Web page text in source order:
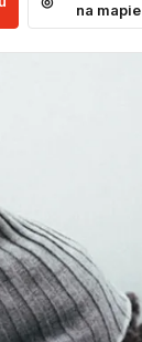
na mapie